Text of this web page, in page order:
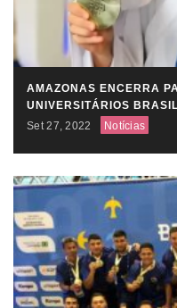
AMAZONAS ENCERRA
UNIVERSITÁRIOS
Set 27, 2022
Notícias